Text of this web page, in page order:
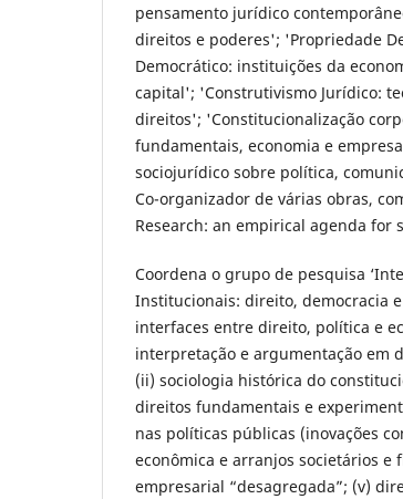
pensamento jurídico
direitos e poderes'; 'Propriedade
Democrático: instituições da
capital'; 'Construtivismo Jurídico:
direitos'; 'Constitucionalização
fundamentais, economia e
sociojurídico sobre política,
Co-organizador de várias obras,
Research: an empirical agenda for
Coordena o grupo de pesquisa
Institucionais: direito, democracia
interfaces entre direito, política e
interpretação e argumentação em
(ii) sociologia histórica do
direitos fundamentais e
nas políticas públicas (inovações
econômica e arranjos societários
empresarial “desagregada”; (v)